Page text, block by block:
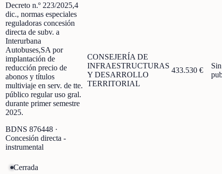
Decreto n.º 223/2025,4
dic., normas especiales
reguladoras concesión
directa de subv. a
Interurbana
Autobuses,SA por
implantación de
reducción precio de
abonos y títulos
multiviaje en serv. de tte.
público regular uso gral.
durante primer semestre
2025.
BDNS 876448 ·
Concesión directa -
instrumental
CONSEJERÍA DE
INFRAESTRUCTURAS
Y DESARROLLO
TERRITORIAL
433.530 €
Cerrada